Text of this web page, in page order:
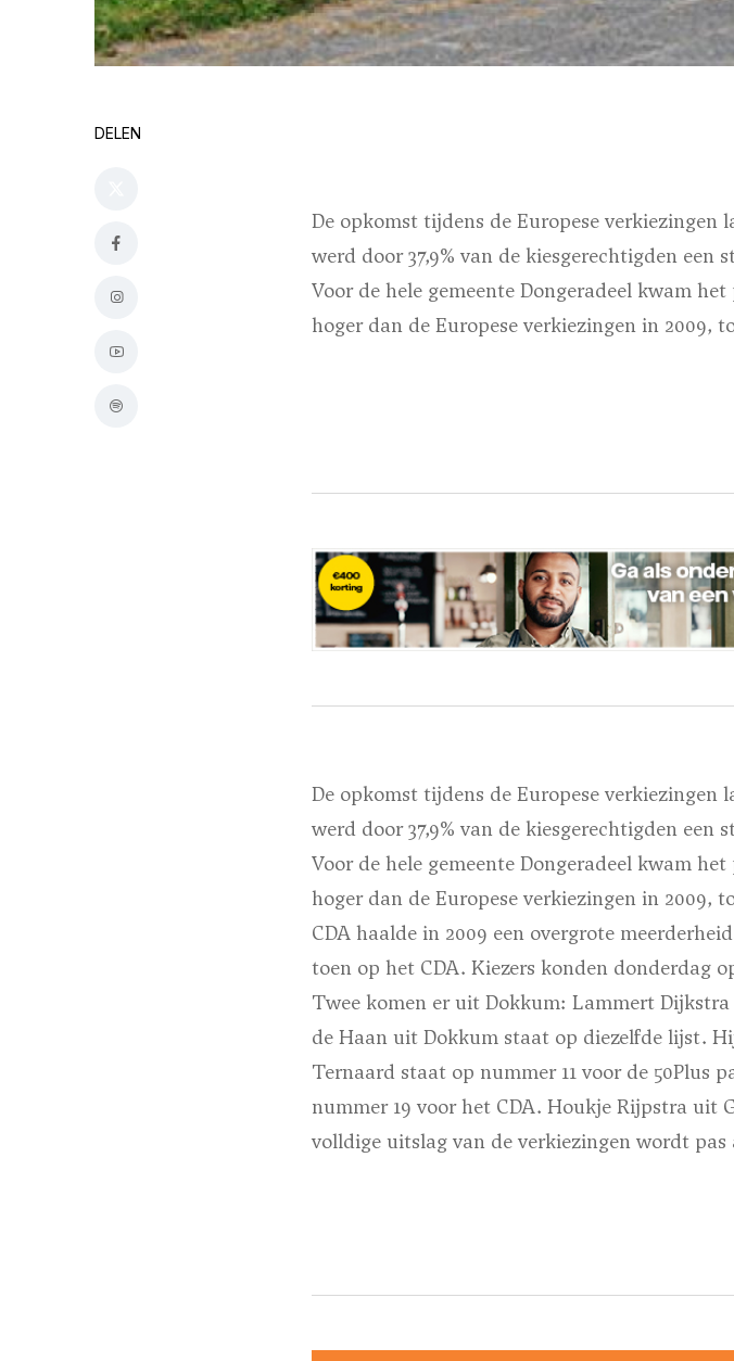
DELEN
De opkomst tijdens de Europese
werd door 37,9% van de kiesgerechtigden een
Voor de hele gemeente Dongeradeel kwam
hoger dan de Europese verkiezingen in 2009,
De opkomst tijdens de Europese
werd door 37,9% van de kiesgerechtigden een
Voor de hele gemeente Dongeradeel kwam
hoger dan de Europese verkiezingen in 2009,
CDA haalde in 2009 een overgrote
toen op het CDA. Kiezers konden donderdag
Twee komen er uit Dokkum: Lammert
de Haan uit Dokkum staat op diezelfde lijst.
Ternaard staat op nummer 11 voor de 50Plus
nummer 19 voor het CDA. Houkje Rijpstra uit
volldige uitslag van de verkiezingen wordt